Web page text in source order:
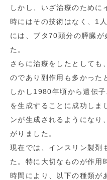
しかし、いざ治療のために
時にはその技術はなく、1
には、ブタ70頭分の膵臓
た。
さらに治療をしたとしても
のであり副作用も多かった
しかし1980年頃から遺伝
を生成することに成功しま
ンが生成されるようになり
がりました。
現在では、インスリン製剤
た。特に大切なものが作用
時間により、以下の種類が